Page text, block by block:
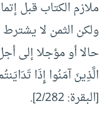
ملازم الكتاب قبل
ولكن الثمن لا
حالا أو مؤجلا إلى
الَّذِينَ آمَنُوا إِذَا
[البقرة: 2/282].